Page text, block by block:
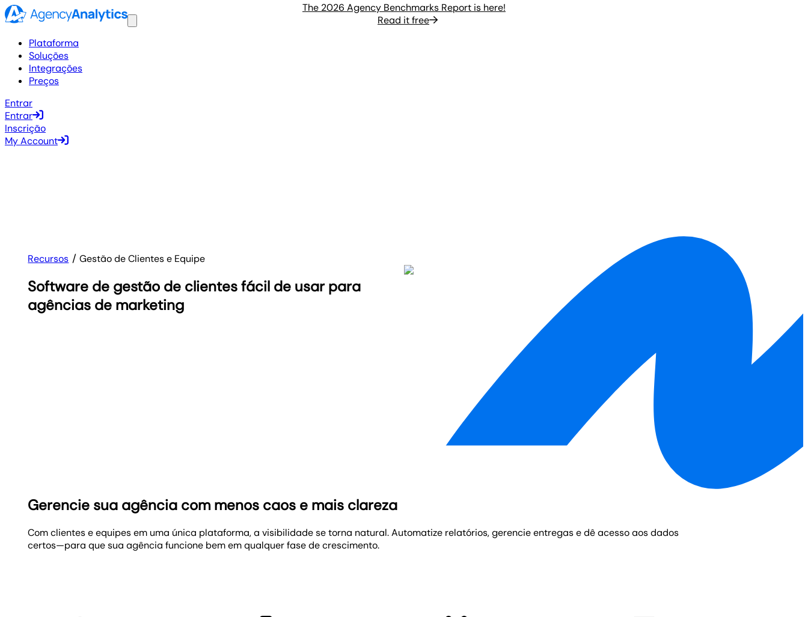
The 2026 Agency Benchmarks Report is here!
Read it free
Plataforma
Soluções
Integrações
Preços
Entrar
Entrar
Inscrição
My Account
Recursos Gestão de Clientes e Equipe
Software de gestão de clientes fácil de usar para
agências de marketing
Gerencie sua agência com menos caos e mais clareza
Com clientes e equipes em uma única plataforma, a visibilidade se torna natural. Automatize relatórios, gerencie entregas e dê acesso aos dados
certos—para que sua agência funcione bem em qualquer fase de crescimento.